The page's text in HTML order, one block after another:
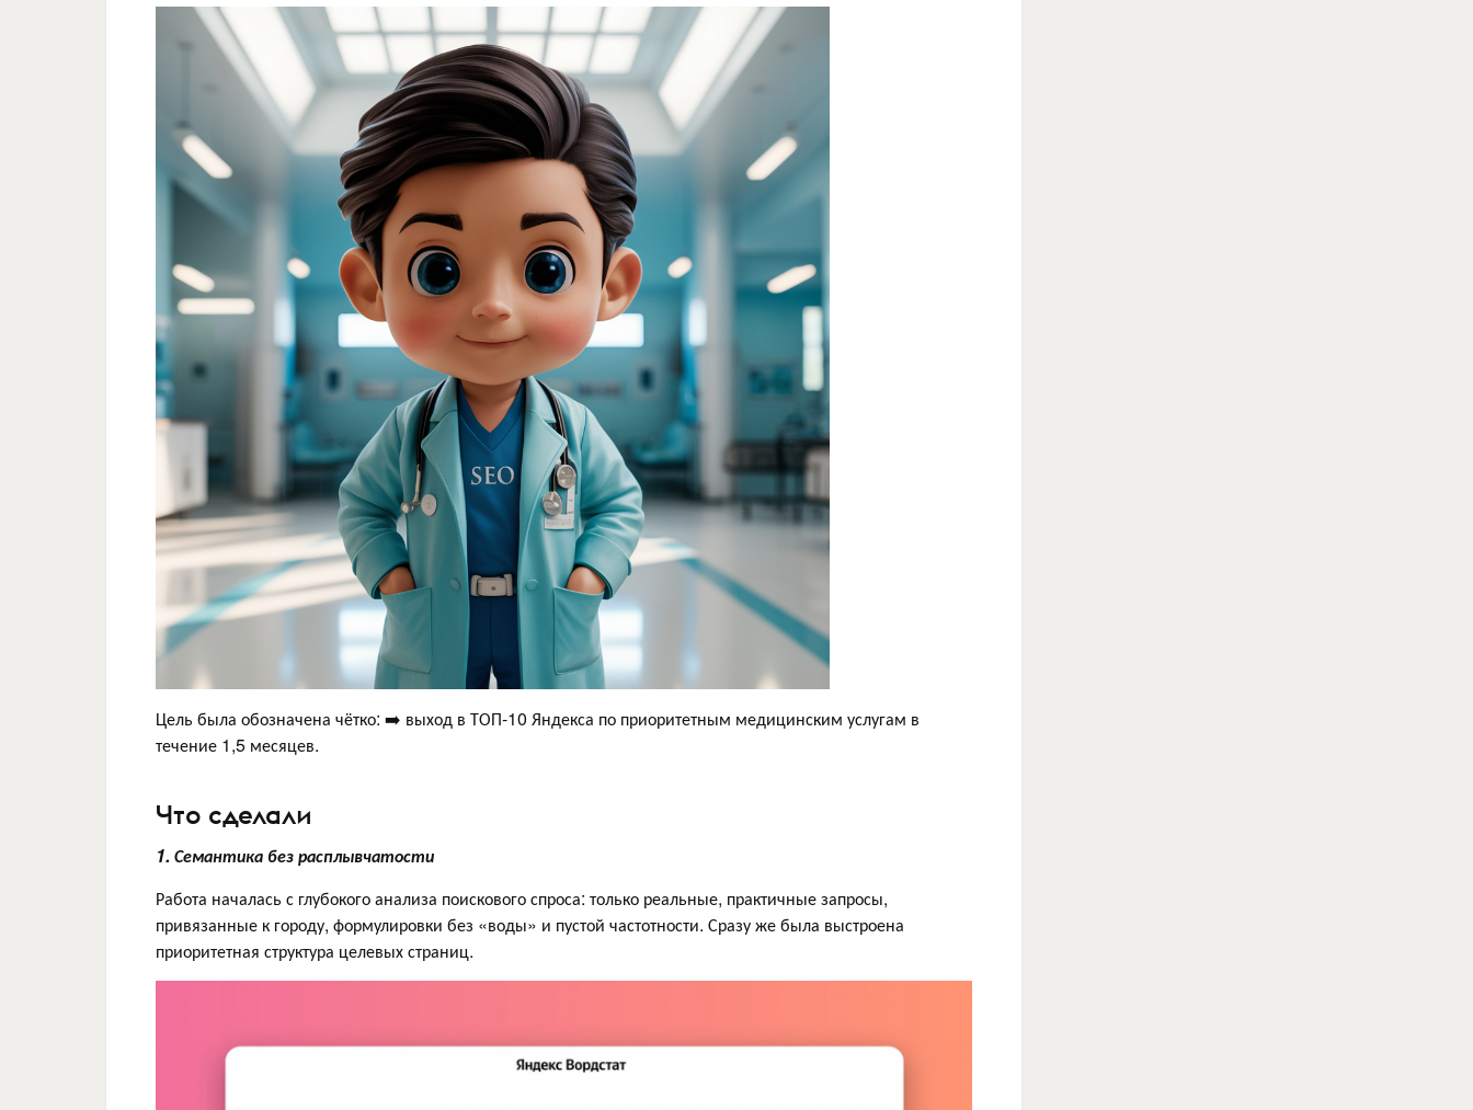
Цель была обозначена чётко: ➡️ выход в ТОП-10 Яндекса по приоритетным медицинским услугам в
течение 1,5 месяцев.
Что сделали
1. Семантика без расплывчатости
Работа началась с глубокого анализа поискового спроса: только реальные, практичные запросы,
привязанные к городу, формулировки без «воды» и пустой частотности. Сразу же была выстроена
приоритетная структура целевых страниц.